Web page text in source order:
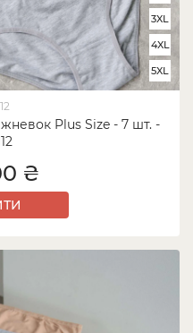
Plus Size - 7 шт. -
3XL
4XL
5XL
₴